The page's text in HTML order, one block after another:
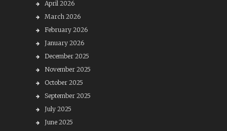
April 2026
March 2026
February 2026
January 2026
December 2025
November 2025
October 2025
September 2025
July 2025
June 2025